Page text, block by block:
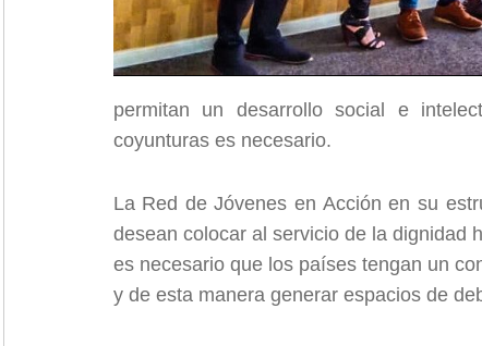
permitan un desarrollo social e
coyunturas es necesario.
La Red de Jóvenes en Acción en su
desean colocar al servicio de la dignidad
es necesario que los países tengan un
y de esta manera generar espacios de